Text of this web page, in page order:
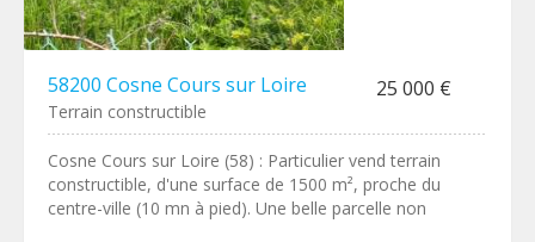
58200 Cosne Cours sur Loire 25 000 €
Terrain constructible
Cosne Cours sur Loire (58) : Particulier vend terrain
constructible, d'une surface de 1500 m², proche du
centre-ville (10 mn à pied). Une belle parcelle non